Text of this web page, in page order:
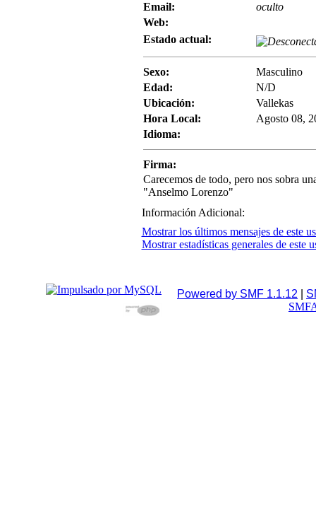
Email:
oculto
Web:
Estado actual:
Sexo:
Masculino
Edad:
N/D
Ubicación:
Vallekas
Hora Local:
Agosto 08,
Idioma:
Firma:
Carecemos de todo, pero nos sobra
"Anselmo Lorenzo"
Información Adicional:
Mostrar los últimos mensajes de este
Mostrar estadísticas generales de este
Powered by SMF 1.1.12